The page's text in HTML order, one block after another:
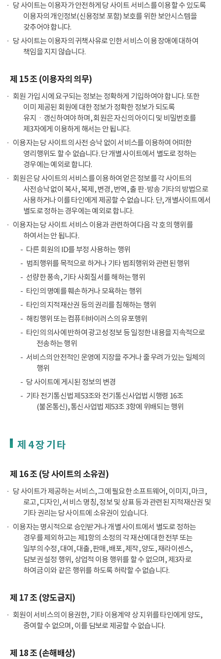
당 사이트는 이용자가 안전하게 당 사이트 서비스를 이용할 수 있도록
이용자의 개인정보(신용정보 포함) 보호를 위한 보안시스템을
갖추어야 합니다.
당 사이트는 이용자의 귀책사유로 인한 서비스 이용 장애에 대하여
책임을 지지 않습니다.
제 15 조 (이용자의 의무)
회원 가입 시에 요구되는 정보는 정확하게 기입하여야 합니다. 또한
이미 제공된 회원에 대한 정보가 정확한 정보가 되도록
유지ㆍ갱신하여야 하며, 회원은 자신의 아이디 및 비밀번호를
제3자에게 이용하게 해서는 안 됩니다.
이용자는 당 사이트의 사전 승낙 없이 서비스를 이용하여 어떠한
영리행위도 할 수 없습니다. 단 개별 사이트에서 별도로 정하는
경우에는 예외로 합니다.
회원은 당 사이트의 서비스를 이용하여 얻은 정보를 각 사이트의
사전승낙 없이 복사, 복제, 변경, 번역, 출 판·방송 기타의 방법으로
사용하거나 이를 타인에게 제공할 수 없습니다. 단, 개별사이트에서
별도로 정하는 경우에는 예외로 합니다.
이용자는 당 사이트 서비스 이용과 관련하여 다음 각 호의 행위를
하여서는 안 됩니다.
다른 회원의 ID를 부정 사용하는 행위
범죄행위를 목적으로 하거나 기타 범죄행위와 관련된 행위
선량한 풍속, 기타 사회질서를 해하는 행위
타인의 명예를 훼손하거나 모욕하는 행위
타인의 지적재산권 등의 권리를 침해하는 행위
해킹행위 또는 컴퓨터바이러스의 유포행위
타인의 의사에 반하여 광고성 정보 등 일정한 내용을 지속적으로
전송하는 행위
서비스의 안전적인 운영에 지장을 주거나 줄 우려가 있는 일체의
행위
당 사이트에 게시된 정보의 변경
기타 전기통신법 제53조와 전기통신사업법 시행령 16조
(불온통신), 통신사업법 제53조 3항에 위배되는 행위
제 4 장 기 타
제 16 조 (당 사이트의 소유권)
당 사이트가 제공하는 서비스, 그에 필요한 소프트웨어, 이미지, 마크,
로고, 디자인, 서비스 명칭, 정보 및 상표 등과 관련된 지적재산권 및
기타 권리는 당 사이트에 소유권이 있습니다.
이용자는 명시적으로 승인받거나 개별 사이트에서 별도로 정하는
경우를 제외하고는 제1항의 소정의 각 재산에 대한 전부 또는
일부의 수정, 대여, 대출, 판매, 배포, 제작, 양도, 재라이센스,
담보권 설정 행위, 상업적 이용 행위를 할 수 없으며, 제3자로
하여금 이와 같은 행위를 하도록 허락할 수 없습니다.
제 17 조 (양도금지)
회원이 서비스의 이용권한, 기타 이용계약 상 지위를 타인에게 양도,
증여할 수 없으며, 이를 담보로 제공할 수 없습니다.
제 18 조 (손해배상)